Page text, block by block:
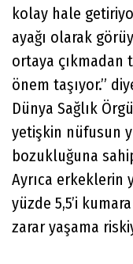
kolay hale
ayağı olarak
ortaya çıkmadan
önem taşıyor.”
Dünya Sağlık
yetişkin nüfusun
bozukluğuna
Ayrıca erkeklerin
yüzde 5,5’i
zarar yaşama